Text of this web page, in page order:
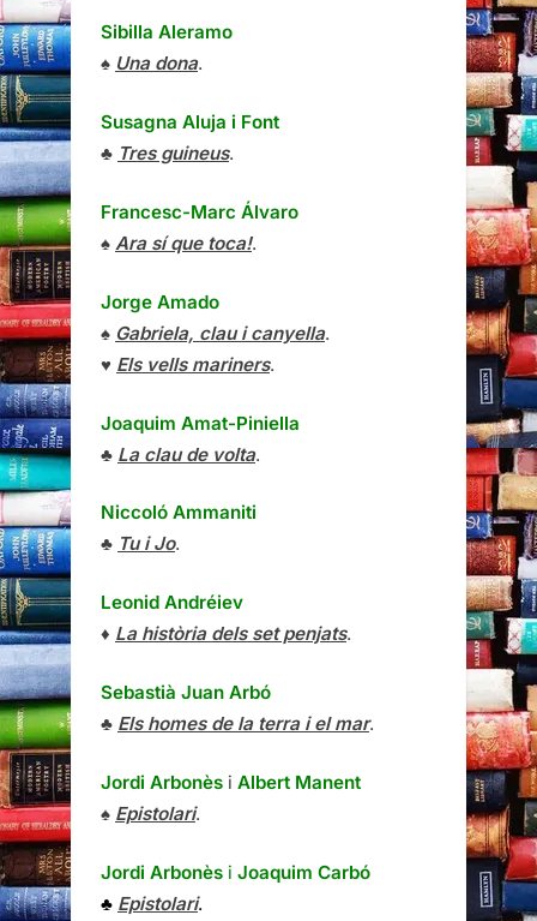
Sibilla Aleramo
♠ Una dona.
Susagna Aluja i Font
♣ Tres guineus.
Francesc-Marc Álvaro
♠ Ara sí que toca!.
Jorge Amado
♠ Gabriela, clau i canyella.
♥ Els vells mariners.
Joaquim Amat-Piniella
♣ La clau de volta.
Niccoló Ammaniti
♣ Tu i Jo.
Leonid Andréiev
♦ La història dels set penjats.
Sebastià Juan Arbó
♣ Els homes de la terra i el mar.
Jordi Arbonès i Albert Manent
♠ Epistolari.
Jordi Arbonès i Joaquim Carbó
♣ Epistolari.